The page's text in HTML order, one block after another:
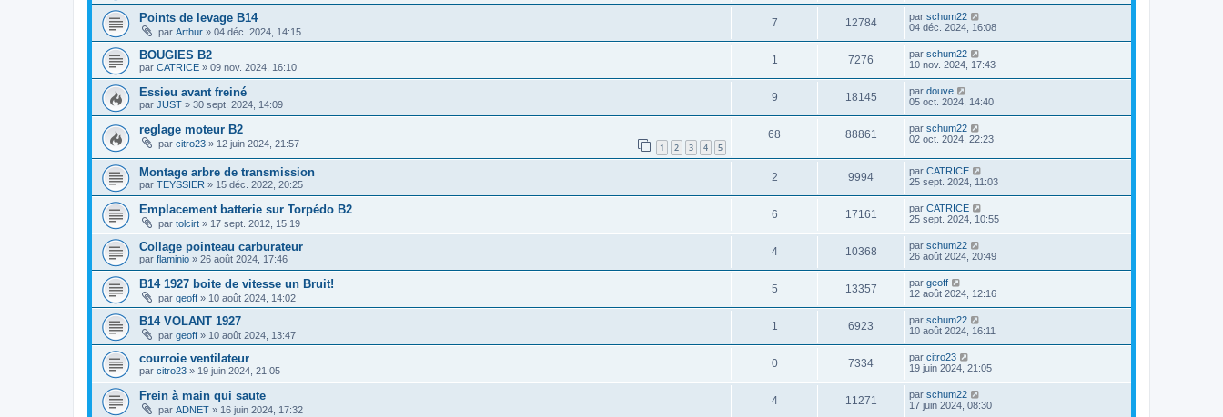
Points de levage B14
par Arthur » 04 déc. 2024, 14:15
7 12784 par schum22
04 déc. 2024, 16:08
BOUGIES B2
par CATRICE » 09 nov. 2024, 16:10
1 7276 par schum22
10 nov. 2024, 17:43
Essieu avant freiné
par JUST » 30 sept. 2024, 14:09
9 18145 par douve
05 oct. 2024, 14:40
reglage moteur B2
par citro23 » 12 juin 2024, 21:57 1 2 3 4 5
68 88861 par schum22
02 oct. 2024, 22:23
Montage arbre de transmission
par TEYSSIER » 15 déc. 2022, 20:25
2 9994 par CATRICE
25 sept. 2024, 11:03
Emplacement batterie sur Torpédo B2
par tolcirt » 17 sept. 2012, 15:19
6 17161 par CATRICE
25 sept. 2024, 10:55
Collage pointeau carburateur
par flaminio » 26 août 2024, 17:46
4 10368 par schum22
26 août 2024, 20:49
B14 1927 boite de vitesse un Bruit!
par geoff » 10 août 2024, 14:02
5 13357 par geoff
12 août 2024, 12:16
B14 VOLANT 1927
par geoff » 10 août 2024, 13:47
1 6923 par schum22
10 août 2024, 16:11
courroie ventilateur
par citro23 » 19 juin 2024, 21:05
0 7334 par citro23
19 juin 2024, 21:05
Frein à main qui saute
par ADNET » 16 juin 2024, 17:32
4 11271 par schum22
17 juin 2024, 08:30